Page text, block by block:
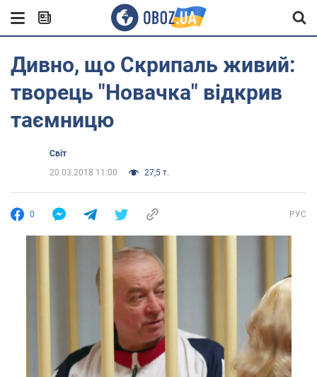
Дивно, що Скрипаль живий:
творець "Новачка" відкрив
таємницю
Світ
20.03.2018 11:00
27,5 т.
0 РУС